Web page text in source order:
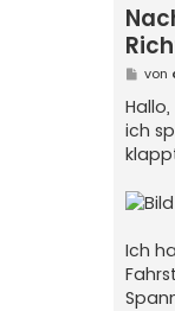
B
i
t
r
a
g
von
Hallo,
ich
Ich